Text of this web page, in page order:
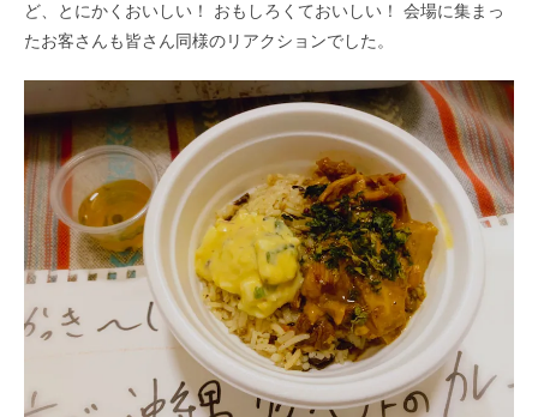
ど、とにかくおいしい！ おもしろくておいしい！ 会場に集まっ
たお客さんも皆さん同様のリアクションでした。